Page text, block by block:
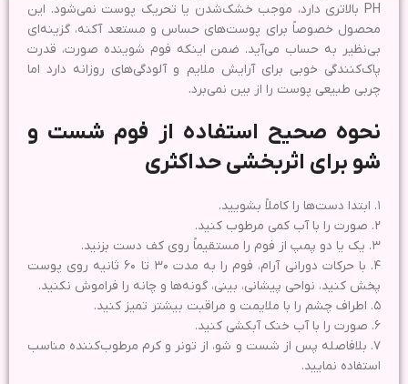
PH بالاتری دارد، موجب خشک‌شدن یا تحریک پوست نمی‌شود. این
محصول خصوصاً برای پوست‌های حساس و مستعد آکنه، گزینه‌ای
بی‌نظیر به حساب می‌آید. ضمن اینکه فوم شوینده صورت، قدرت
پاک‌کنندگی خوبی برای آرایش ملایم و آلودگی‌های روزانه دارد اما
چربی طبیعی پوست را از بین نمی‌برد.
نحوه صحیح استفاده از فوم شست و
شو برای اثربخشی حداکثری
۱. ابتدا دست‌ها را کاملاً بشویید.
۲. صورت را با آب کمی مرطوب کنید.
۳. یک یا دو پمپ از فوم را مستقیماً روی کف دست بزنید.
۴. با حرکات دورانی آرام، فوم را به مدت ۳۰ تا ۶۰ ثانیه روی پوست
پخش کنید، نواحی پیشانی، بینی، گونه‌ها و چانه را فراموش نکنید.
۵. اطراف چشم را با ملایمت و مراقبت بیشتر تمیز کنید.
۶. صورت را با آب خنک آبکشی کنید.
۷. بلافاصله پس از شست و شو، از تونر و کرم مرطوب‌کننده مناسب
استفاده نمایید.